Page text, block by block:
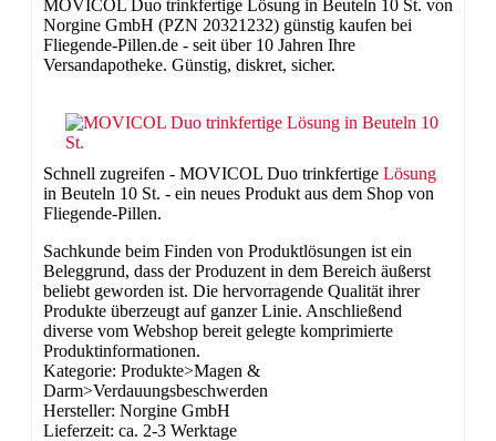
MOVICOL Duo trinkfertige Lösung in Beuteln 10 St. von
Norgine GmbH (PZN 20321232) günstig kaufen bei
Fliegende-Pillen.de - seit über 10 Jahren Ihre
Versandapotheke. Günstig, diskret, sicher.
Schnell zugreifen - MOVICOL Duo trinkfertige Lösung
in Beuteln 10 St. - ein neues Produkt aus dem Shop von
Fliegende-Pillen.
Sachkunde beim Finden von Produktlösungen ist ein
Beleggrund, dass der Produzent in dem Bereich äußerst
beliebt geworden ist. Die hervorragende Qualität ihrer
Produkte überzeugt auf ganzer Linie. Anschließend
diverse vom Webshop bereit gelegte komprimierte
Produktinformationen.
Kategorie: Produkte>Magen &
Darm>Verdauungsbeschwerden
Hersteller: Norgine GmbH
Lieferzeit: ca. 2-3 Werktage